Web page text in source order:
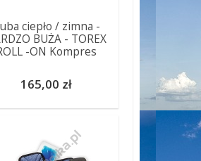
ciepło / zimna -
BUŻA - TOREX
-ON Kompres
165,00 zł